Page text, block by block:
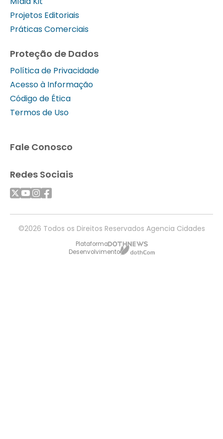
Projetos Editoriais
Práticas Comerciais
Proteção de Dados
Política de Privacidade
Acesso à Informação
Código de Ética
Termos de Uso
Fale Conosco
Redes Sociais
©2026 Todos os Direitos Reservados Agencia Cidades
Plataforma
Desenvolvimento